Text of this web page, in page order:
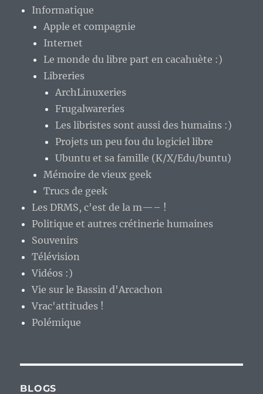
Informatique
Apple et compagnie
Internet
Le monde du libre part en cacahuète :)
Libreries
ArchLinuxeries
Frugalwareries
Les libristes sont aussi des humains :)
Projets un peu fou du logiciel libre
Ubuntu et sa famille (K/X/Edu/buntu)
Mémoire de vieux geek
Trucs de geek
Les DRMS, c'est de la m—– !
Politique et autres crétinerie humaines
Souvenirs
Télévision
Vidéos :)
Vie sur le Bassin d'Arcachon
Vrac'attitudes !
Polémique
BLOGS